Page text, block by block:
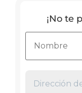
¡No te